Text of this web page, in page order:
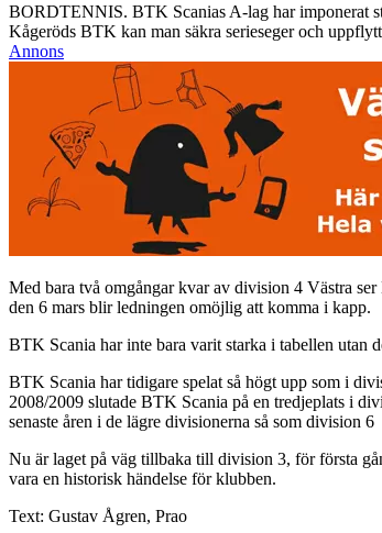
BORDTENNIS. BTK Scanias A-lag har imponerat
Kågeröds BTK kan man säkra serieseger och
Annons
Med bara två omgångar kvar av division 4 Västra
den 6 mars blir ledningen omöjlig att komma i kapp.
BTK Scania har inte bara varit starka i tabellen utan
BTK Scania har tidigare spelat så högt upp som i
2008/2009 slutade BTK Scania på en tredjeplats i
senaste åren i de lägre divisionerna så som division 6
Nu är laget på väg tillbaka till division 3, för första
vara en historisk händelse för klubben.
Text: Gustav Ågren, Prao